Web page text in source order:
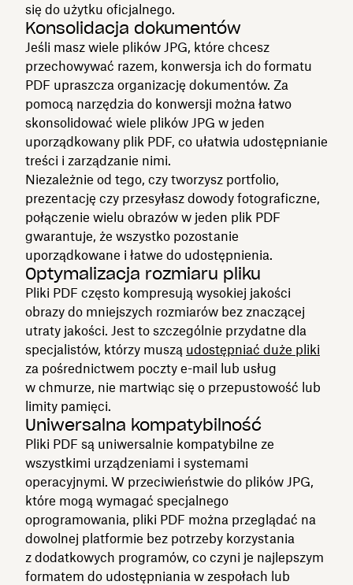
się do użytku oficjalnego.
Konsolidacja dokumentów
Jeśli masz wiele plików JPG, które chcesz
przechowywać razem, konwersja ich do formatu
PDF upraszcza organizację dokumentów. Za
pomocą narzędzia do konwersji można łatwo
skonsolidować wiele plików JPG w jeden
uporządkowany plik PDF, co ułatwia udostępnianie
treści i zarządzanie nimi.
Niezależnie od tego, czy tworzysz portfolio,
prezentację czy przesyłasz dowody fotograficzne,
połączenie wielu obrazów w jeden plik PDF
gwarantuje, że wszystko pozostanie
uporządkowane i łatwe do udostępnienia.
Optymalizacja rozmiaru pliku
Pliki PDF często kompresują wysokiej jakości
obrazy do mniejszych rozmiarów bez znaczącej
utraty jakości. Jest to szczególnie przydatne dla
specjalistów, którzy muszą udostępniać duże pliki
za pośrednictwem poczty e-mail lub usług
w chmurze, nie martwiąc się o przepustowość lub
limity pamięci.
Uniwersalna kompatybilność
Pliki PDF są uniwersalnie kompatybilne ze
wszystkimi urządzeniami i systemami
operacyjnymi. W przeciwieństwie do plików JPG,
które mogą wymagać specjalnego
oprogramowania, pliki PDF można przeglądać na
dowolnej platformie bez potrzeby korzystania
z dodatkowych programów, co czyni je najlepszym
formatem do udostępniania w zespołach lub